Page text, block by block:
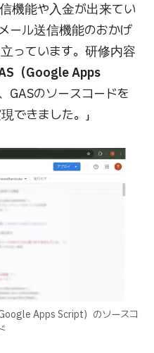
機能や入金が出来てい
ール送信機能のおかげ
っています。研修内容
（Google Apps
GASのソースコードを
できました。」
Apps Script）のソースコ